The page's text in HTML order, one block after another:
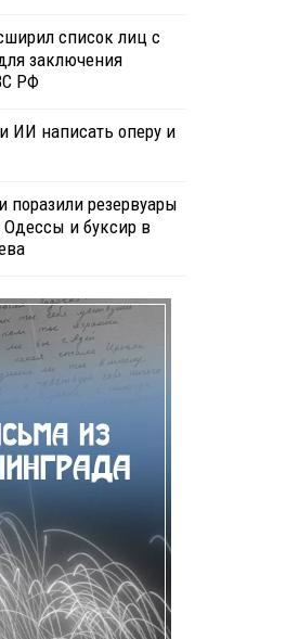
список лиц с
заключения
РФ
ИИ написать оперу и
поразили резервуары
Одессы и буксир в